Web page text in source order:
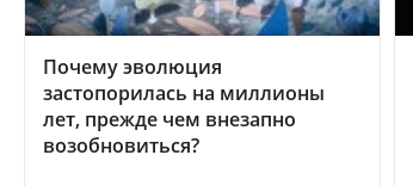
Почему эволюция
застопорилась на миллионы
лет, прежде чем внезапно
возобновиться?